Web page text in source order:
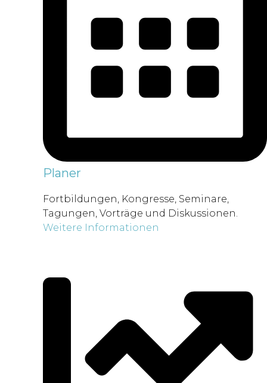
Planer
Fortbildungen, Kongresse, Seminare,
Tagungen, Vorträge und Diskussionen.
Weitere Informationen